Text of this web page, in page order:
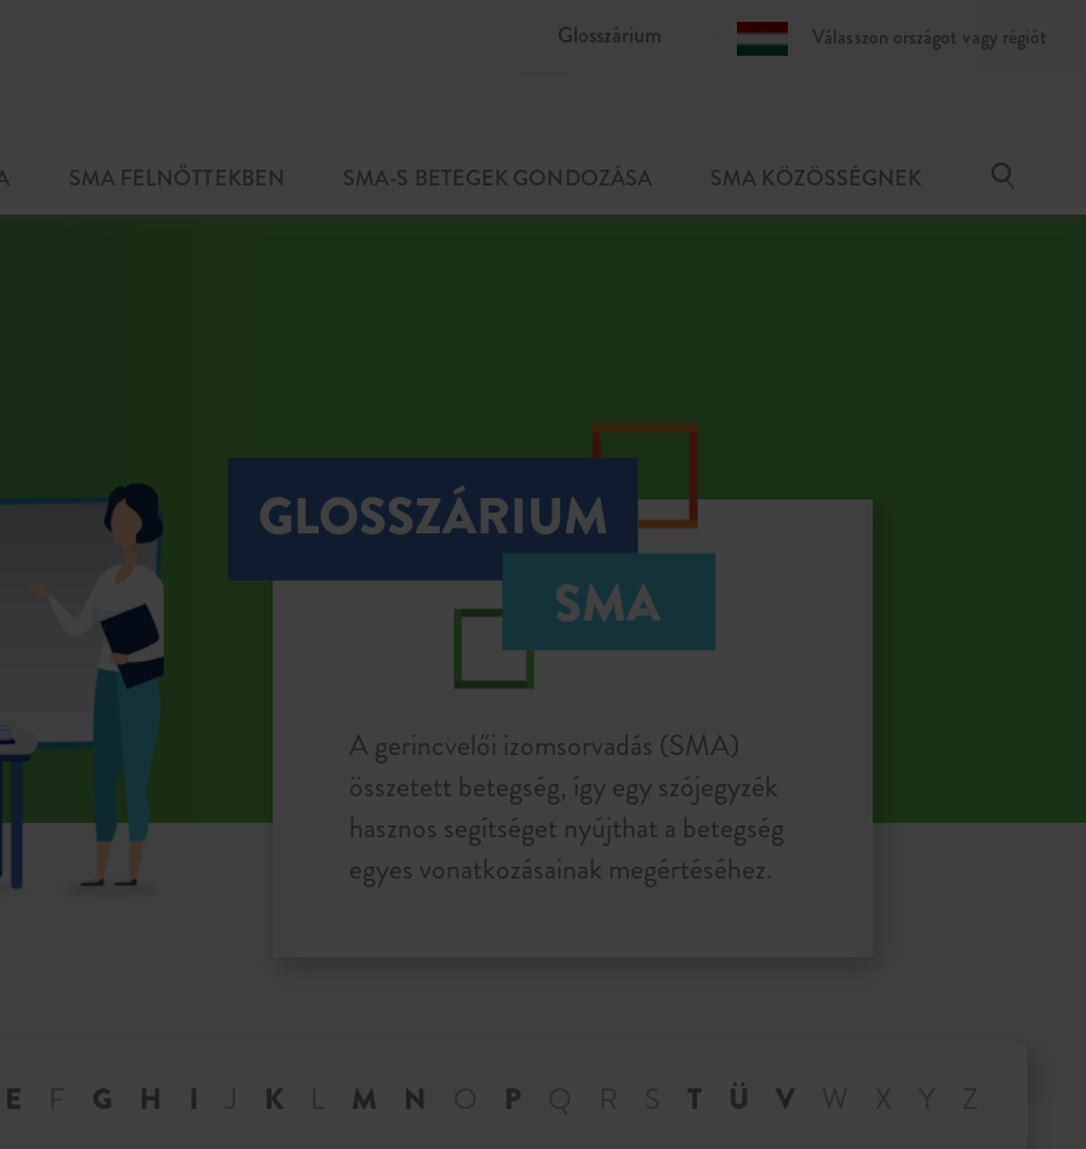
Válasszon országot vagy régiót
Glosszárium
SMA FELNŐTTEKBEN SMA-S BETEGEK GONDOZÁSA SMA KÖZÖSSÉGNEK
GLOSSZÁRIUM
SMA
A gerincvelői izomsorvadás (SMA)
összetett betegség, így egy szójegyzék
hasznos segítséget nyújthat a betegség
egyes vonatkozásainak megértéséhez.
E G H I K M N P T Ü V